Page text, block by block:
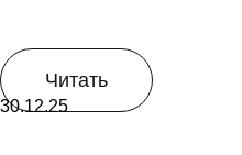
Читать
30.12.25